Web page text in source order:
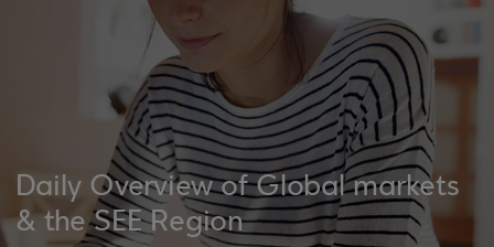
Daily Overview of Global markets
& the SEE Region